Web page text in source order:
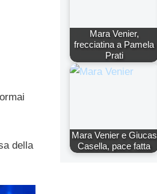
della
Mara Venier,
frecciatina a Pamela
Prati
Mara Venier e Giucas
Casella, pace fatta